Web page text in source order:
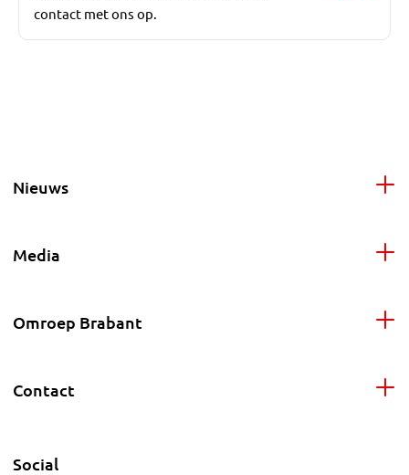
contact met ons op.
Nieuws
Media
Omroep Brabant
Contact
Social